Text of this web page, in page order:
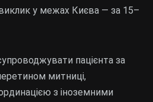
у межах Києва — за 15–
пацієнта за
митниці,
з іноземними